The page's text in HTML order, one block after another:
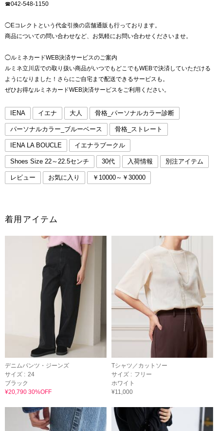
☎︎042-548-1150
◯Eコレクトという代金引換の店舗通販も行っております。
商品についての問い合わせなど、お気軽にお問い合わせくださいませ。
◯ルミネカードWEB決済サービスのご案内
ルミネ立川店での取り扱い商品がいつでもどこでもWEBで決済していただける
ようになりました！さらにご自宅まで配送できるサービスも。
ぜひお得なルミネカードWEB決済サービスをご利用ください。
IENA イエナ 大人 骨格_パーソナルカラー診断
パーソナルカラー_ブルーベース 骨格_ストレート
IENA LA BOUCLE イエナラブークル
Shoes Size 22～22.5センチ 30代 入荷情報 別注アイテム
レビュー お気に入り ￥10000～￥30000
着用アイテム
デニムパンツ・ジーンズ
サイズ : 24
ブラック
¥20,790 30%OFF
Tシャツ／カットソー
サイズ : フリー
ホワイト
¥11,000